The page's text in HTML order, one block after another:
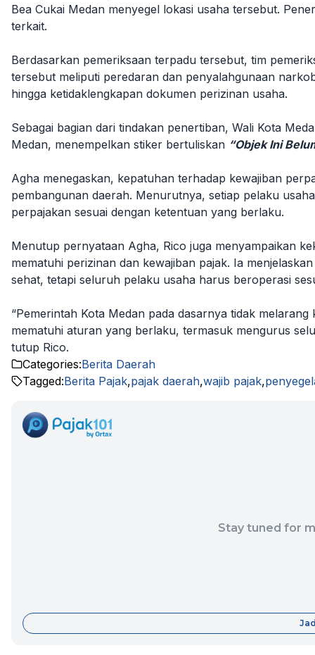
Bea Cukai Medan menyegel lokasi usaha tersebut.
terkait.
Berdasarkan pemeriksaan terpadu tersebut, tim
tersebut meliputi peredaran dan penyalahgunaan
hingga ketidaklengkapan dokumen perizinan usaha.
Sebagai bagian dari tindakan penertiban, Wali Kota
Medan, menempelkan stiker bertuliskan “Objek Ini
Agha menegaskan, kepatuhan terhadap kewajiban
pembangunan daerah. Menurutnya, setiap pelaku
perpajakan sesuai dengan ketentuan yang berlaku.
Menutup pernyataan Agha, Rico juga menyampaikan
mematuhi perizinan dan kewajiban pajak. Ia
sehat, tetapi seluruh pelaku usaha harus beroperasi
“Pemerintah Kota Medan pada dasarnya tidak
mematuhi aturan yang berlaku, termasuk mengurus
tutup Rico.
Categories:Berita Daerah
Tagged:Berita Pajak,pajak daerah,wajib pajak,
Stay tuned for